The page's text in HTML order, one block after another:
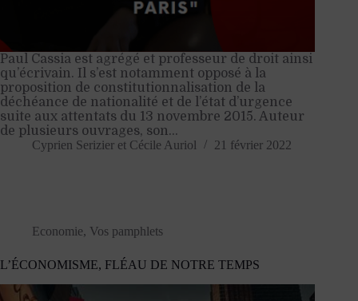
Paul Cassia est agrégé et professeur de droit ainsi
qu’écrivain. Il s’est notamment opposé à la
proposition de constitutionnalisation de la
déchéance de nationalité et de l’état d’urgence
suite aux attentats du 13 novembre 2015. Auteur
de plusieurs ouvrages, son…
Cyprien Serizier et Cécile Auriol 21 février 2022
Economie, Vos pamphlets
L’ÉCONOMISME, FLÉAU DE NOTRE TEMPS